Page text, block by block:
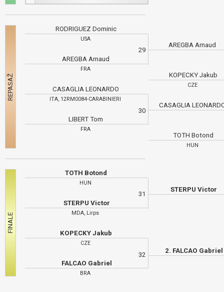
RODRIGUEZ Dominic
USA
AREGBA Arnaud
FRA
CASAGLIA LEONARDO
ITA, 12RM0084-CARABINIERI
LIBERT Tom
FRA
29
AREGBA Arnaud
KOPECKY Jakub
CZE
30
CASAGLIA
TOTH Botond
HUN
TOTH Botond
HUN
STERPU Victor
MDA, Lirps
KOPECKY Jakub
CZE
FALCAO Gabriel
BRA
31
STERPU Victor
32
2. FALCAO Gabriel